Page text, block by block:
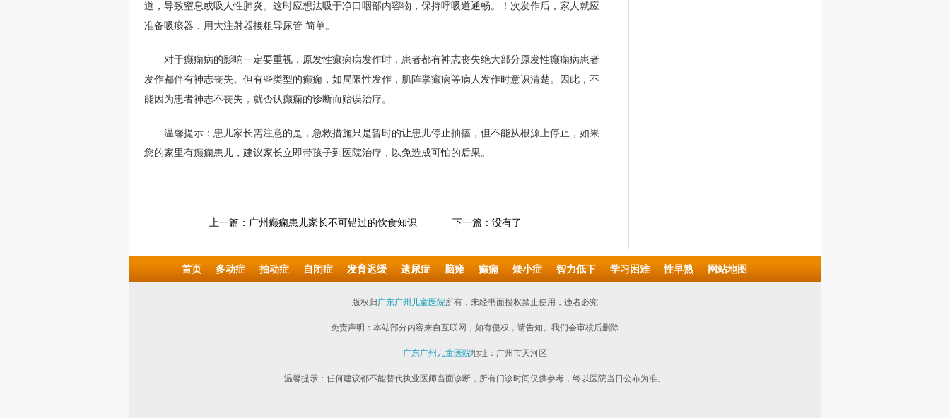
道，导致窒息或吸人性肺炎。这时应想法吸于净口咽部内容物，保持呼吸道通畅。！次发作后，家人就应
准备吸痰器，用大注射器接粗导尿管 简单。
对于癫痫病的影响一定要重视，原发性癫痫病发作时，患者都有神志丧失绝大部分原发性癫痫病患者
发作都伴有神志丧失。但有些类型的癫痫，如局限性发作，肌阵挛癫痫等病人发作时意识清楚。因此，不
能因为患者神志不丧失，就否认癫痫的诊断而贻误治疗。
温馨提示：患儿家长需注意的是，急救措施只是暂时的让患儿停止抽搐，但不能从根源上停止，如果
您的家里有癫痫患儿，建议家长立即带孩子到医院治疗，以免造成可怕的后果。
上一篇： 广州癫痫患儿家长不可错过的饮食知识 下一篇：没有了
首页 多动症 抽动症 自闭症 发育迟缓 遗尿症 脑瘫 癫痫 矮小症 智力低下 学习困难 性早熟 网站地图
版权归广东广州儿童医院所有，未经书面授权禁止使用，违者必究
免责声明：本站部分内容来自互联网，如有侵权，请告知。我们会审核后删除
广东广州儿童医院地址：广州市天河区
温馨提示：任何建议都不能替代执业医师当面诊断，所有门诊时间仅供参考，终以医院当日公布为准。